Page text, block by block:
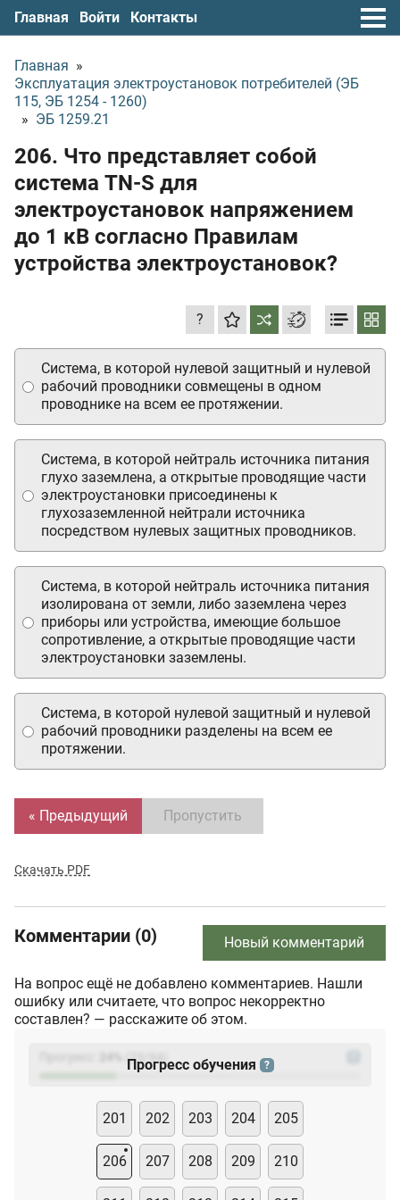
Главная Войти Контакты
Главная »
Эксплуатация электроустановок потребителей (ЭБ
115, ЭБ 1254 - 1260)
» ЭБ 1259.21
206. Что представляет собой
система TN-S для
электроустановок напряжением
до 1 кВ согласно Правилам
устройства электроустановок?
?
Система, в которой нулевой защитный и нулевой
рабочий проводники совмещены в одном
проводнике на всем ее протяжении.
Система, в которой нейтраль источника питания
глухо заземлена, а открытые проводящие части
электроустановки присоединены к
глухозаземленной нейтрали источника
посредством нулевых защитных проводников.
Система, в которой нейтраль источника питания
изолирована от земли, либо заземлена через
приборы или устройства, имеющие большое
сопротивление, а открытые проводящие части
электроустановки заземлены.
Система, в которой нулевой защитный и нулевой
рабочий проводники разделены на всем ее
протяжении.
« Предыдущий Пропустить
Скачать PDF
Комментарии (0) Новый комментарий
На вопрос ещё не добавлено комментариев. Нашли
ошибку или считаете, что вопрос некорректно
составлен? — расскажите об этом.
(23
Прогресс обучения ?
201 202 203 204 205
206 207 208 209 210